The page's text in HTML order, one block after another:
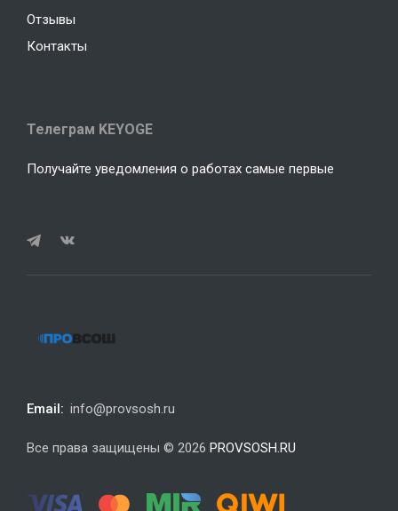
Отзывы
Контакты
Телеграм KEYOGE
Получайте уведомления о работах самые первые
Email: info@provsosh.ru
Все права защищены © 2026 PROVSOSH.RU